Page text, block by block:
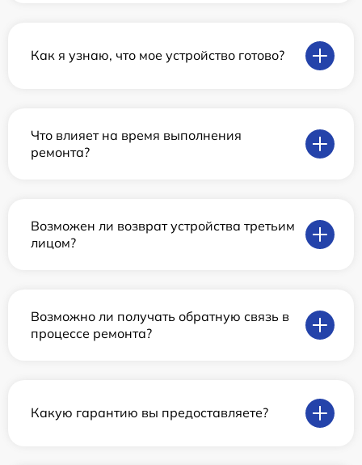
Как я узнаю, что мое устройство готово?
Что влияет на время выполнения
ремонта?
Возможен ли возврат устройства третьим
лицом?
Возможно ли получать обратную связь в
процессе ремонта?
Какую гарантию вы предоставляете?